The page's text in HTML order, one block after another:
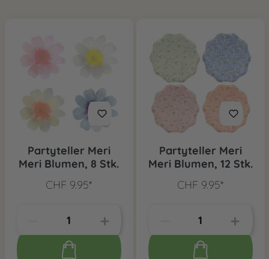
Partyteller Meri
Meri Blumen, 8 Stk.
CHF 9.95*
Partyteller Meri
Meri Blumen, 12 Stk.
CHF 9.95*